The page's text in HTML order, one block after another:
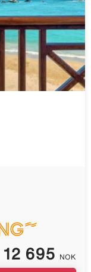
12 695 NOK